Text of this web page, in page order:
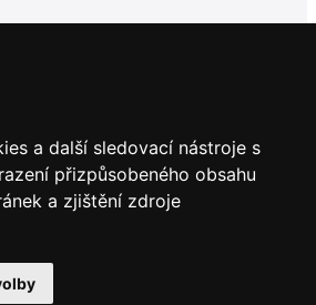
a další sledovací nástroje s
přizpůsobeného obsahu
a zjištění zdroje